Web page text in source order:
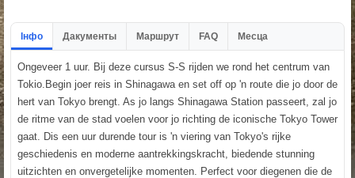
Інфо Дакументы Маршрут FAQ Месца
Ongeveer 1 uur. Bij deze cursus S-S rijden we rond het centrum van
Tokio.Begin joer reis in Shinagawa en set off op 'n route die jo door de
hert van Tokyo brengt. As jo langs Shinagawa Station passeert, zal jo
de ritme van de stad voelen voor jo richting de iconische Tokyo Tower
gaat. Dis een uur durende tour is 'n viering van Tokyo's rijke
geschiedenis en moderne aantrekkingskracht, biedende stunning
uitzichten en onvergetelijke momenten. Perfect voor diegenen die de